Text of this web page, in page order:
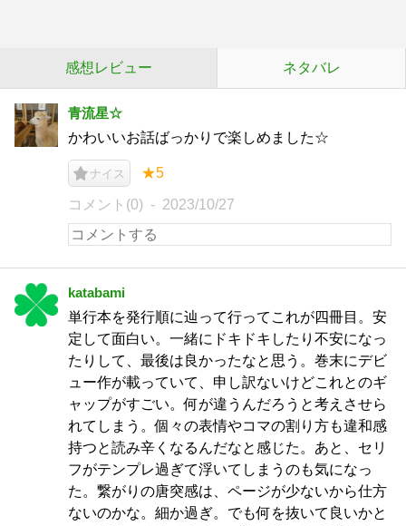
感想レビュー ネタバレ
青流星☆
かわいいお話ばっかりで楽しめました☆
ナイス ★5
コメント(0) 2023/10/27
katabami
単行本を発行順に辿って行ってこれが四冊目。安
定して面白い。一緒にドキドキしたり不安になっ
たりして、最後は良かったなと思う。巻末にデビ
ュー作が載っていて、申し訳ないけどこれとのギ
ャップがすごい。何が違うんだろうと考えさせら
れてしまう。個々の表情やコマの割り方も違和感
持つと読み辛くなるんだなと感じた。あと、セリ
フがテンプレ過ぎて浮いてしまうのも気になっ
た。繋がりの唐突感は、ページが少ないから仕方
ないのかな。細か過ぎ。でも何を抜いて良いかと